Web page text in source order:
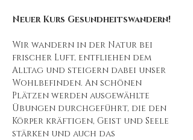
Neuer Kurs Gesundheitswandern!
Wir wandern in der Natur bei
frischer Luft, entfliehen dem
Alltag und steigern dabei unser
Wohlbefinden. An schönen
Plätzen werden ausgewählte
Übungen durchgeführt, die den
Körper kräftigen, Geist und Seele
stärken und auch das